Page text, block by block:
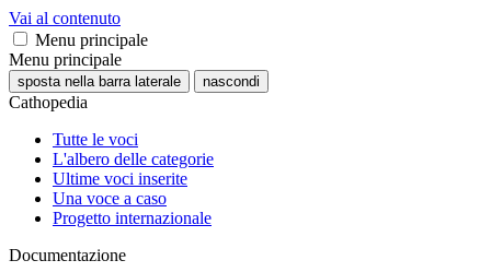
Vai al contenuto
Menu principale
Menu principale
sposta nella barra laterale nascondi
Cathopedia
Tutte le voci
L'albero delle categorie
Ultime voci inserite
Una voce a caso
Progetto internazionale
Documentazione